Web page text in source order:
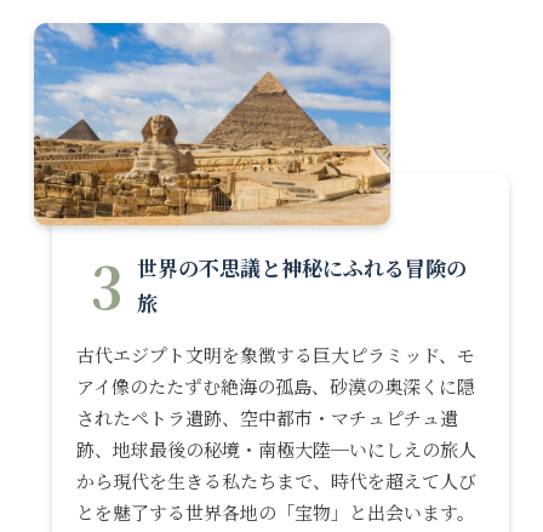
3 世界の不思議と神秘にふれる冒険の
旅
古代エジプト文明を象徴する巨大ピラミッド、モ
アイ像のたたずむ絶海の孤島、砂漠の奥深くに隠
されたペトラ遺跡、空中都市・マチュピチュ遺
跡、地球最後の秘境・南極大陸─いにしえの旅人
から現代を生きる私たちまで、時代を超えて人び
とを魅了する世界各地の「宝物」と出会います。